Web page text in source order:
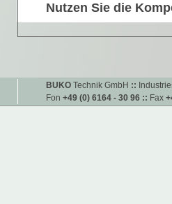
Nutzen Sie die
BUKO Technik GmbH ::
Fon +49 (0) 6164 - 30 96 :: Fax